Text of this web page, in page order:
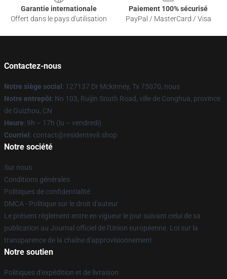
Garantie internationale
Offert dans le pays d'utilisation
Paiement 100% sécurisé
PayPal / MasterCard / Visa
Contactez-nous
Notre siège social : 127137 Dr Mckinney, Tx 75070, nous
Notre entrepôt: No 103, Ruijin South Road, ville de Conghua, province
de Guizhou, CN
Heure: 9h – 17h (lu – vendredi)
Courriel : contact@residentevil.shop
Notre société
Sur nous
Conditions générales
Politiques de confidentialité
DMCA - Politique sur le droit d'auteur
Le présent règlement entre en vigueur le jour suivant celui de sa
publication au Journal officiel de l'Union européenne. Loi sur la
transparence de la chaîne d'approvisionnement
Notre soutien
Politiques d'expédition et de livraison